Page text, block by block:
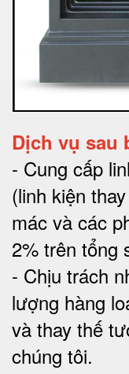
Dịch vụ sau
- Cung cấp
(linh kiện
mác và các
2% trên tổng
- Chịu trách
lượng hàng
và thay thế
chúng tôi.